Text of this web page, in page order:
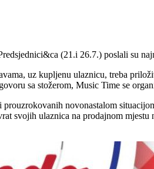
(21.i 26.7.) poslali su
uz kupljenu ulaznicu, treba
sa stožerom, Music Time se
novonastalom
svojih ulaznica na prodajnom